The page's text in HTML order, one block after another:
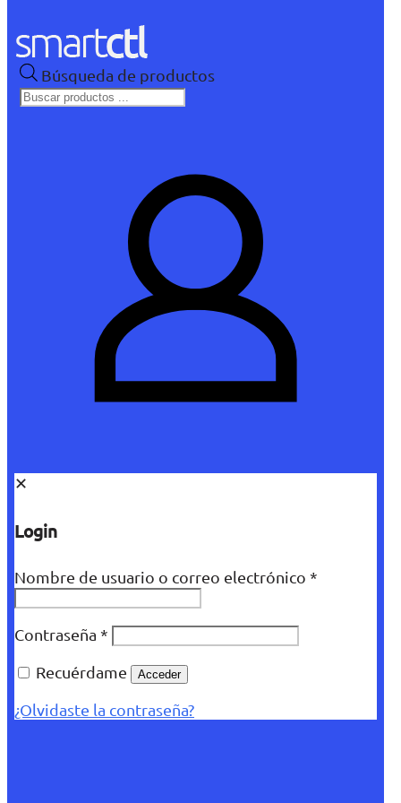
Búsqueda de productos
✕
Login
Nombre de usuario o correo electrónico *
Contraseña *
Recuérdame
Acceder
¿Olvidaste la contraseña?